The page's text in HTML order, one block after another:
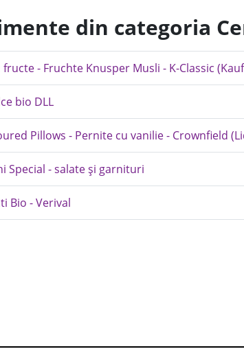
din categoria
- Fruchte Knusper Musli - K-Classic
bio DLL
Pillows - Pernite cu vanilie - Crownfield
Special - salate și garnituri
Bio - Verival